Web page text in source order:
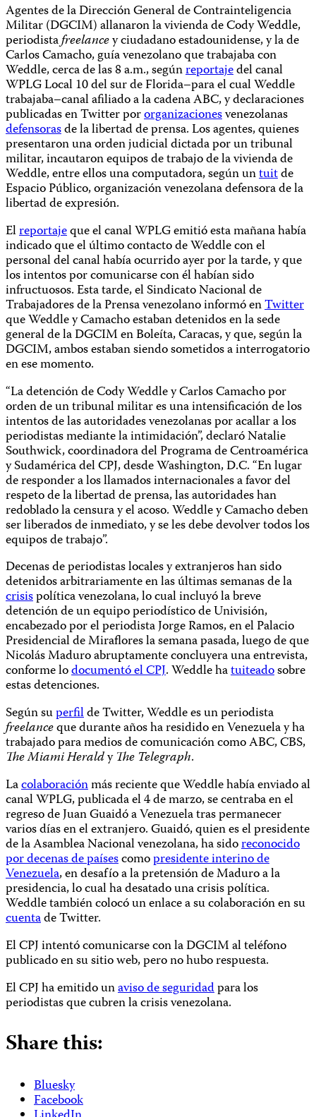
Agentes de la Dirección General de Contrainteligencia
Militar (DGCIM) allanaron la vivienda de Cody Weddle,
periodistafreelancey ciudadano estadounidense, y la de
Carlos Camacho, guía venezolano que trabajaba con
Weddle, cerca de las 8 a.m., segúnreportajedel canal
WPLG Local 10 del sur de Florida–para el cual Weddle
trabajaba–canal afiliado a la cadena ABC, y declaraciones
publicadas en Twitter pororganizacionesvenezolanas
defensorasde la libertad de prensa. Los agentes, quienes
presentaron una orden judicial dictada por un tribunal
militar, incautaron equipos de trabajo de la vivienda de
Weddle, entre ellos una computadora, según untuitde
Espacio Público, organización venezolana defensora de la
libertad de expresión.
Elreportajeque el canal WPLG emitió esta mañana había
indicado que el último contacto de Weddle con el
personal del canal había ocurrido ayer por la tarde, y que
los intentos por comunicarse con él habían sido
infructuosos. Esta tarde, el Sindicato Nacional de
Trabajadores de la Prensa venezolano informó enTwitter
que Weddle y Camacho estaban detenidos en la sede
general de la DGCIM en Boleíta, Caracas, y que, según la
DGCIM, ambos estaban siendo sometidos a interrogatorio
en ese momento.
“La detención de Cody Weddle y Carlos Camacho por
orden de un tribunal militar es una intensificación de los
intentos de las autoridades venezolanas por acallar a los
periodistas mediante la intimidación”, declaró Natalie
Southwick, coordinadora del Programa de Centroamérica
y Sudamérica del CPJ, desde Washington, D.C. “En lugar
de responder a los llamados internacionales a favor del
respeto de la libertad de prensa, las autoridades han
redoblado la censura y el acoso. Weddle y Camacho deben
ser liberados de inmediato, y se les debe devolver todos los
equipos de trabajo”.
Decenas de periodistas locales y extranjeros han sido
detenidos arbitrariamente en las últimas semanas de la
crisispolítica venezolana, lo cual incluyó la breve
detención de un equipo periodístico de Univisión,
encabezado por el periodista Jorge Ramos, en el Palacio
Presidencial de Miraflores la semana pasada, luego de que
Nicolás Maduro abruptamente concluyera una entrevista,
conforme lodocumentó el CPJ. Weddle hatuiteadosobre
estas detenciones.
Según superfilde Twitter, Weddle es un periodista
freelanceque durante años ha residido en Venezuela y ha
trabajado para medios de comunicación como ABC, CBS,
The Miami HeraldyThe Telegraph.
Lacolaboraciónmás reciente que Weddle había enviado al
canal WPLG, publicada el 4 de marzo, se centraba en el
regreso de Juan Guaidó a Venezuela tras permanecer
varios días en el extranjero. Guaidó, quien es el presidente
de la Asamblea Nacional venezolana, ha sidoreconocido
por decenas de paísescomopresidente interino de
Venezuela, en desafío a la pretensión de Maduro a la
presidencia, lo cual ha desatado una crisis política.
Weddle también colocó un enlace a su colaboración en su
cuentade Twitter.
El CPJ intentó comunicarse con la DGCIM al teléfono
publicado en su sitio web, pero no hubo respuesta.
El CPJ ha emitido unaviso de seguridadpara los
periodistas que cubren la crisis venezolana.
Share this:
Bluesky
Facebook